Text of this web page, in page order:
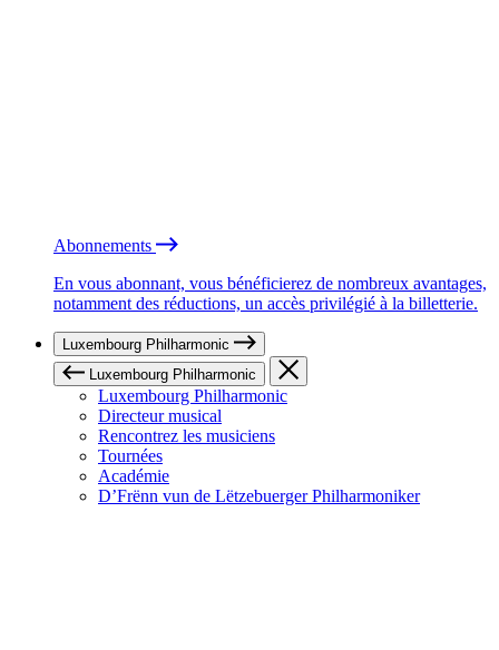
Abonnements
En vous abonnant, vous bénéficierez de nombreux avantages,
notamment des réductions, un accès privilégié à la billetterie.
Luxembourg Philharmonic
Luxembourg Philharmonic
Luxembourg Philharmonic
Directeur musical
Rencontrez les musiciens
Tournées
Académie
D’Frënn vun de Lëtzebuerger Philharmoniker